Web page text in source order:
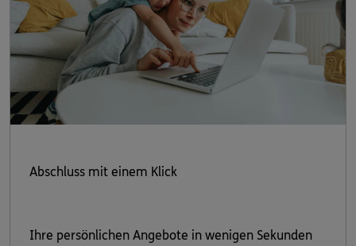
Abschluss mit einem Klick
Ihre persönlichen Angebote in wenigen Sekunden